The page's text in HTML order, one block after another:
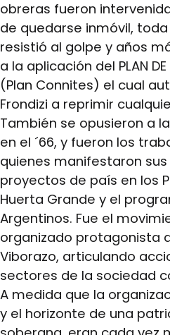
obreras fueron
de quedarse inmóvil,
resistió al golpe y años
a la aplicación del PLAN DE
(Plan Connites) el cual
Frondizi a reprimir
También se opusieron a
en el ´66, y fueron los
quienes manifestaron
proyectos de país en los
Huerta Grande y el
Argentinos. Fue el
organizado protagonista
Viborazo, articulando
sectores de la sociedad
A medida que la
y el horizonte de una